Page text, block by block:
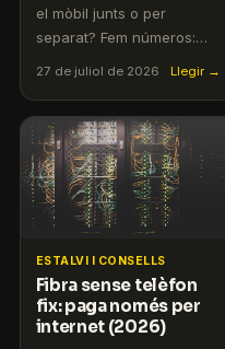
el mòbil junts o per
separat? Fem números:
permanències creuades i
l'alternativa sense lligams
de Tornarem Telecom.
27 de juliol de 2026 Llegir →
ESTALVI I CONSELLS
Fibra sense telèfon
fix: paga només per
internet (2026)